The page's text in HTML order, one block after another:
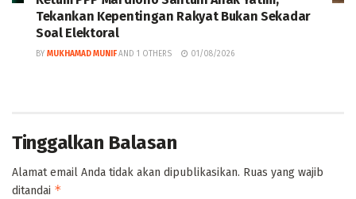
Tekankan Kepentingan Rakyat Bukan Sekadar
Soal Elektoral
BY MUKHAMAD MUNIF AND 1 OTHERS 01/08/2026
Tinggalkan Balasan
Alamat email Anda tidak akan dipublikasikan. Ruas yang wajib
ditandai *